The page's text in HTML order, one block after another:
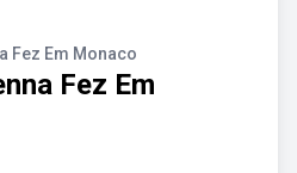
Fez Em Monaco
Fez Em